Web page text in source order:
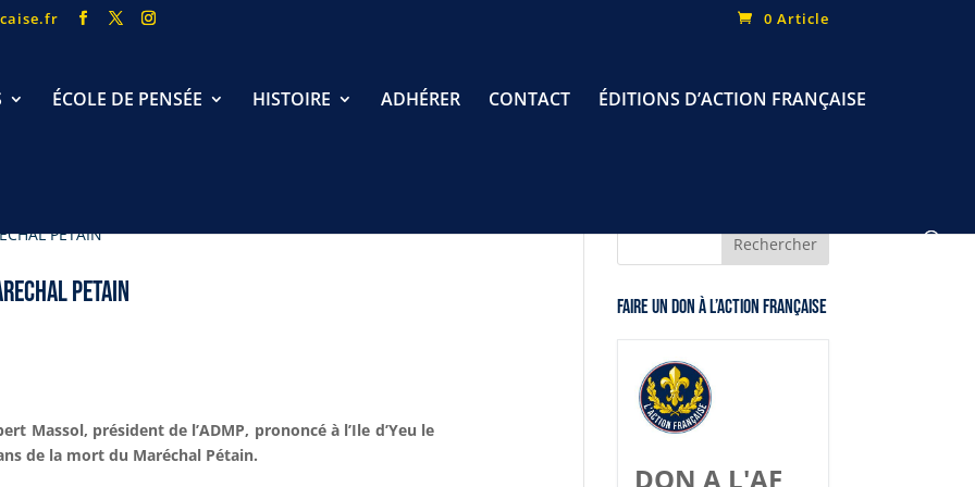
0 Article
ÉCOLE DE PENSÉE HISTOIRE ADHÉRER CONTACT ÉDITIONS D’ACTION FRANÇAISE
PETAIN
Massol, président de l’ADMP, prononcé à l’Ile d’Yeu le
de la mort du Maréchal Pétain.
Faire un don à l’Action Française
DON A L'AF